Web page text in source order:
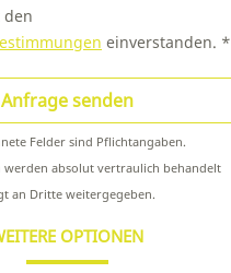
einverstanden. *
Felder sind Pflichtangaben.
werden absolut vertraulich behandelt
an Dritte weitergegeben.
OPTIONEN